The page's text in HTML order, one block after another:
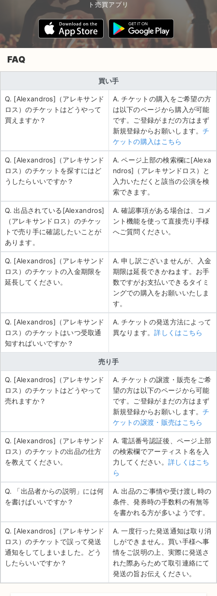
ト売買アプリ
FAQ
買い手
Q. [Alexandros]（アレキサンド
ロス）のチケットはどうやって
買えますか？
A. チケットの購入をご希望の方
は以下のページから購入が可能
です。ご登録がまだの方はまず
新規登録からお願いします。チ
ケットの購入はこちら
Q. [Alexandros]（アレキサンド
ロス）のチケットを探すにはど
うしたらいいですか？
A. ページ上部の検索欄に[Alexa
ndros]（アレキサンドロス）と
入力いただくと該当の公演を検
索できます。
Q. 出品されている[Alexandros]
（アレキサンドロス）のチケッ
トで売り手に確認したいことが
あります。
A. 確認事項がある場合は、コメ
ント機能を使って直接売り手様
へご質問ください。
Q. [Alexandros]（アレキサンド
ロス）のチケットの入金期限を
延長してください。
A. 申し訳ございませんが、入金
期限は延長できかねます。お手
数ですがお支払いできるタイミ
ングでの購入をお願いいたしま
す。
Q. [Alexandros]（アレキサンド
ロス）のチケットはいつ受取通
知すればいいですか？
A. チケットの発送方法によって
異なります。詳しくはこちら
売り手
Q. [Alexandros]（アレキサンド
ロス）のチケットはどうやって
売れますか？
A. チケットの譲渡・販売をご希
望の方は以下のページから可能
です。ご登録がまだの方はまず
新規登録からお願いします。チ
ケットの譲渡・販売はこちら
Q. [Alexandros]（アレキサンド
ロス）のチケットの出品の仕方
を教えてください。
A. 電話番号認証後、ページ上部
の検索欄でアーティスト名を入
力してください。 詳しくはこち
ら
Q. 「出品者からの説明」には何
を書けばいいですか？
A. 出品のご事情や受け渡し時の
条件、発券時の手数料の有無等
を書かれる方が多いようです。
Q. [Alexandros]（アレキサンド
ロス）のチケットで誤って発送
通知をしてしまいました。どう
したらいいですか？
A. 一度行った発送通知は取り消
しができません。買い手様へ事
情をご説明の上、実際に発送さ
れた際あらためて取引連絡にて
発送の旨お伝えください。